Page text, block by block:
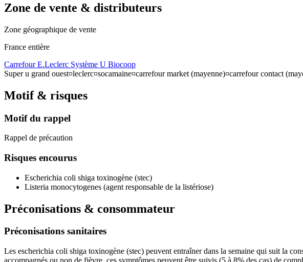
Zone de vente & distributeurs
Zone géographique de vente
France entière
CarrefourE.Leclerc Système U Biocoop
Super u grand ouest¤leclerc¤socamaine¤carrefour market (mayenne)¤carrefour contact
Motif & risques
Motif du rappel
Rappel de précaution
Risques encourus
Escherichia coli shiga toxinogène (stec)
Listeria monocytogenes (agent responsable de la listériose)
Préconisations & consommateur
Préconisations sanitaires
Les escherichia coli shiga toxinogène (stec) peuvent entraîner dans la semaine qui suit la